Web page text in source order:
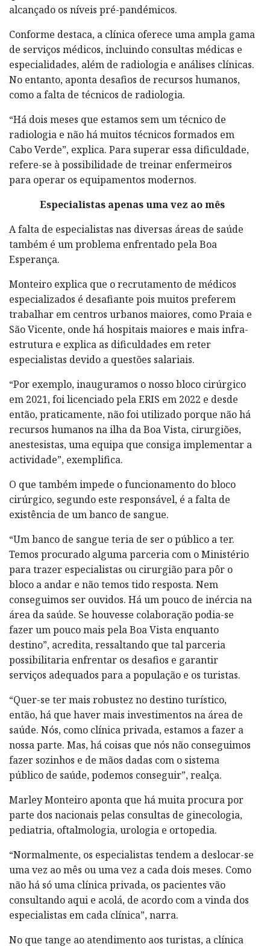
alcançado os níveis pré-pandémicos.
Conforme destaca, a clínica oferece uma ampla gama
de serviços médicos, incluindo consultas médicas e
especialidades, além de radiologia e análises clínicas.
No entanto, aponta desafios de recursos humanos,
como a falta de técnicos de radiologia.
“Há dois meses que estamos sem um técnico de
radiologia e não há muitos técnicos formados em
Cabo Verde”, explica. Para superar essa dificuldade,
refere-se à possibilidade de treinar enfermeiros
para operar os equipamentos modernos.
Especialistas apenas uma vez ao mês
A falta de especialistas nas diversas áreas de saúde
também é um problema enfrentado pela Boa
Esperança.
Monteiro explica que o recrutamento de médicos
especializados é desafiante pois muitos preferem
trabalhar em centros urbanos maiores, como Praia e
São Vicente, onde há hospitais maiores e mais infra-
estrutura e explica as dificuldades em reter
especialistas devido a questões salariais.
“Por exemplo, inauguramos o nosso bloco cirúrgico
em 2021, foi licenciado pela ERIS em 2022 e desde
então, praticamente, não foi utilizado porque não há
recursos humanos na ilha da Boa Vista, cirurgiões,
anestesistas, uma equipa que consiga implementar a
actividade”, exemplifica.
O que também impede o funcionamento do bloco
cirúrgico, segundo este responsável, é a falta de
existência de um banco de sangue.
“Um banco de sangue teria de ser o público a ter.
Temos procurado alguma parceria com o Ministério
para trazer especialistas ou cirurgião para pôr o
bloco a andar e não temos tido resposta. Nem
conseguimos ser ouvidos. Há um pouco de inércia na
área da saúde. Se houvesse colaboração podia-se
fazer um pouco mais pela Boa Vista enquanto
destino”, acredita, ressaltando que tal parceria
possibilitaria enfrentar os desafios e garantir
serviços adequados para a população e os turistas.
“Quer-se ter mais robustez no destino turístico,
então, há que haver mais investimentos na área de
saúde. Nós, como clínica privada, estamos a fazer a
nossa parte. Mas, há coisas que nós não conseguimos
fazer sozinhos e de mãos dadas com o sistema
público de saúde, podemos conseguir”, realça.
Marley Monteiro aponta que há muita procura por
parte dos nacionais pelas consultas de ginecologia,
pediatria, oftalmologia, urologia e ortopedia.
“Normalmente, os especialistas tendem a deslocar-se
uma vez ao mês ou uma vez a cada dois meses. Como
não há só uma clínica privada, os pacientes vão
consultando aqui e acolá, de acordo com a vinda dos
especialistas em cada clínica”, narra.
No que tange ao atendimento aos turistas, a clínica